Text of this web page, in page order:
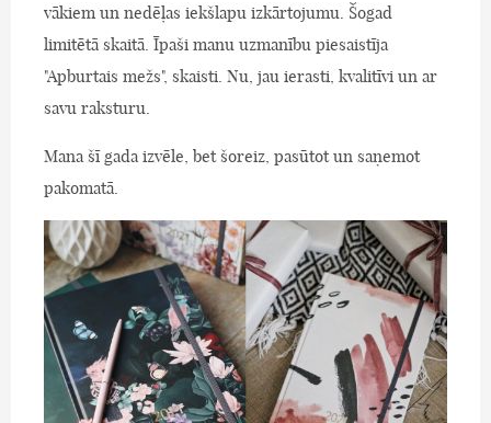
vākiem un nedēļas iekšlapu izkārtojumu. Šogad
limitētā skaitā. Īpaši manu uzmanību piesaistīja
"Apburtais mežs", skaisti. Nu, jau ierasti, kvalitīvi un ar
savu raksturu.
Mana šī gada izvēle, bet šoreiz, pasūtot un saņemot
pakomatā.